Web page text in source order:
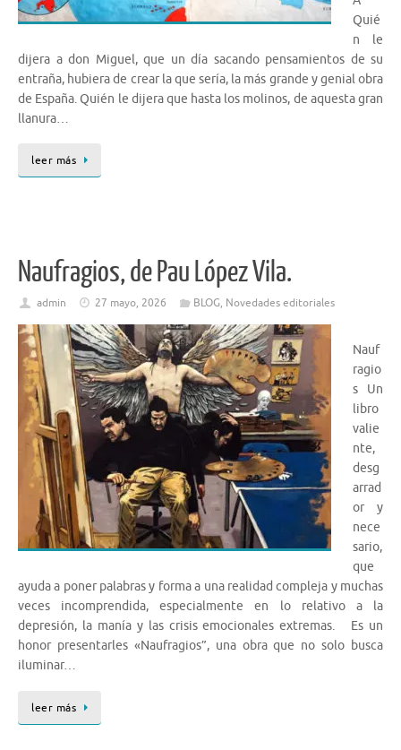
Quié
n le
dijera a don Miguel, que un día sacando pensamientos de su
entraña, hubiera de crear la que sería, la más grande y genial obra
de España. Quién le dijera que hasta los molinos, de aquesta gran
llanura…
leer más
Naufragios, de Pau López Vila.
admin 27 mayo, 2026 BLOG, Novedades editoriales
Nauf
ragio
s Un
libro
valie
nte,
desg
arrad
or y
nece
sario,
que
ayuda a poner palabras y forma a una realidad compleja y muchas
veces incomprendida, especialmente en lo relativo a la
depresión, la manía y las crisis emocionales extremas. Es un
honor presentarles «Naufragios”, una obra que no solo busca
iluminar…
leer más